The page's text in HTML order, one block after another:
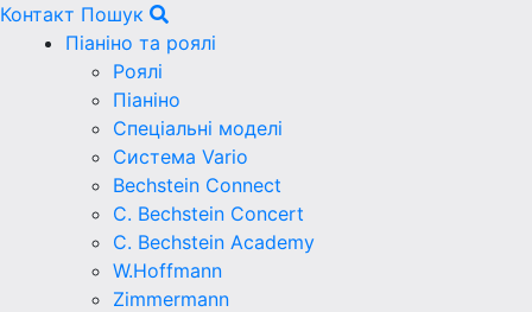
Контакт Пошук
Піаніно та роялі
Роялі
Піаніно
Спеціальні моделі
Система Vario
Bechstein Connect
C. Bechstein Concert
C. Bechstein Academy
W.Hoffmann
Zimmermann